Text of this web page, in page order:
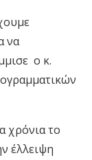
να
ο κ.
χρόνια το
έλλειψη